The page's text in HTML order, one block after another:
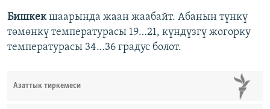
Бишкекшаарында жаан жаабайт. Абанын түнкү
төмөнкү температурасы 19…21, күндүзгү жогорку
температурасы 34…36 градус болот.
Азаттык тиркемеси